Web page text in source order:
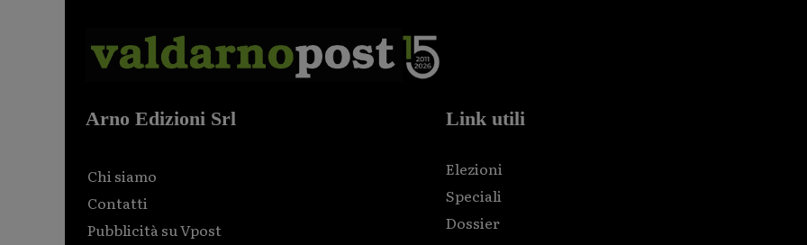
Arno Edizioni Srl
Chi siamo
Contatti
Pubblicità su Vpost
Link utili
Elezioni
Speciali
Dossier